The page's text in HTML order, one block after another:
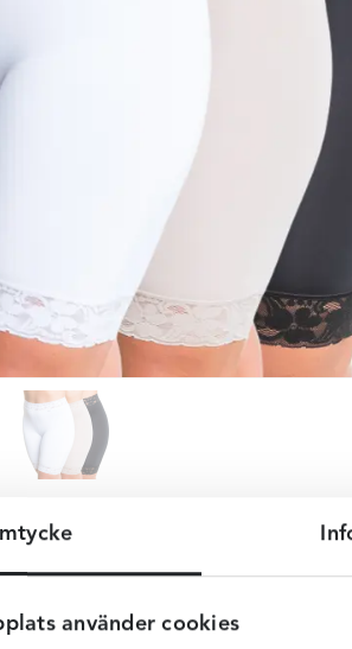
använder cookies
ett microfiber material som andas så
Sömmen som du ser i fram går